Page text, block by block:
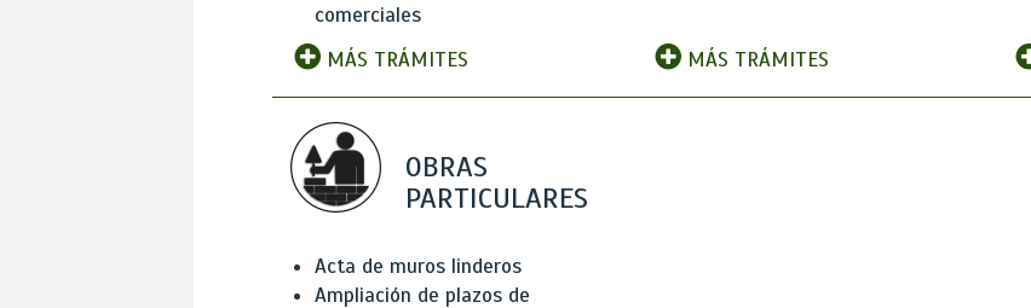
comerciales
MÁS TRÁMITES
MÁS TRÁMITES
OBRAS
PARTICULARES
Acta de muros linderos
Ampliación de plazos de